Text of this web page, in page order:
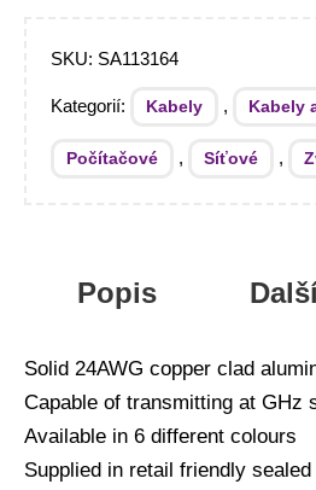
SKU: SA113164
Kategorií: Kabely , Kabely
Počítačové , Síťové ,
Popis
Solid 24AWG copper clad
Capable of transmitting at GHz
Available in 6 different colours
Supplied in retail friendly